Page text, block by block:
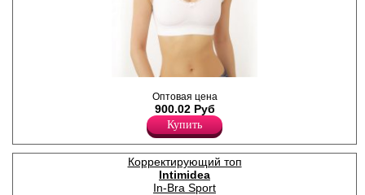
элегантным кружевом.
Лайкра 19%
Полиамид 81%
Оптовая цена
900.02 Руб
Купить
Корректирующий топ
Intimidea
In-Bra Sport